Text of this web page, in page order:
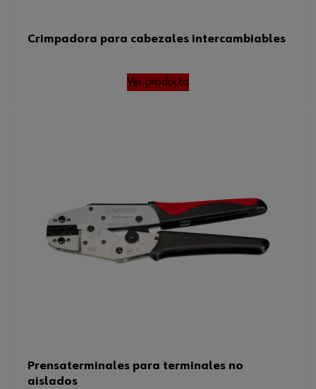
Crimpadora para cabezales intercambiables
Ver producto
Prensaterminales para terminales no
aislados